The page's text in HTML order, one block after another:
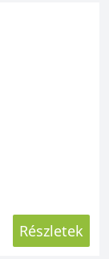
Részletek